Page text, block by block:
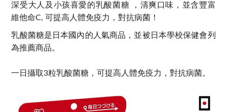
深受大人及小孩喜愛的乳酸菌糖 ，清爽口味，並含豐富
維他命C, 可提高人體免疫力，對抗病菌！
乳酸菌糖是日本國內的人氣商品，並被日本學校保健會列
為推薦商品。
一日攝取3粒乳酸菌糖，可提高人體免疫力，對抗病菌。